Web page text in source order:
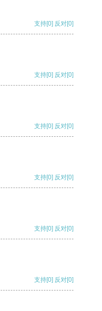
支持[0] 反对[0]
支持[0] 反对[0]
支持[0] 反对[0]
支持[0] 反对[0]
支持[0] 反对[0]
支持[0] 反对[0]